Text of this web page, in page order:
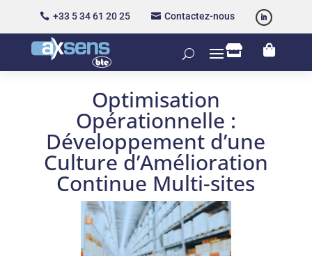
 +33 5 34 61 20 25  Contactez-nous
 
Optimisation
Opérationnelle :
Développement d’une
Culture d’Amélioration
Continue Multi-sites